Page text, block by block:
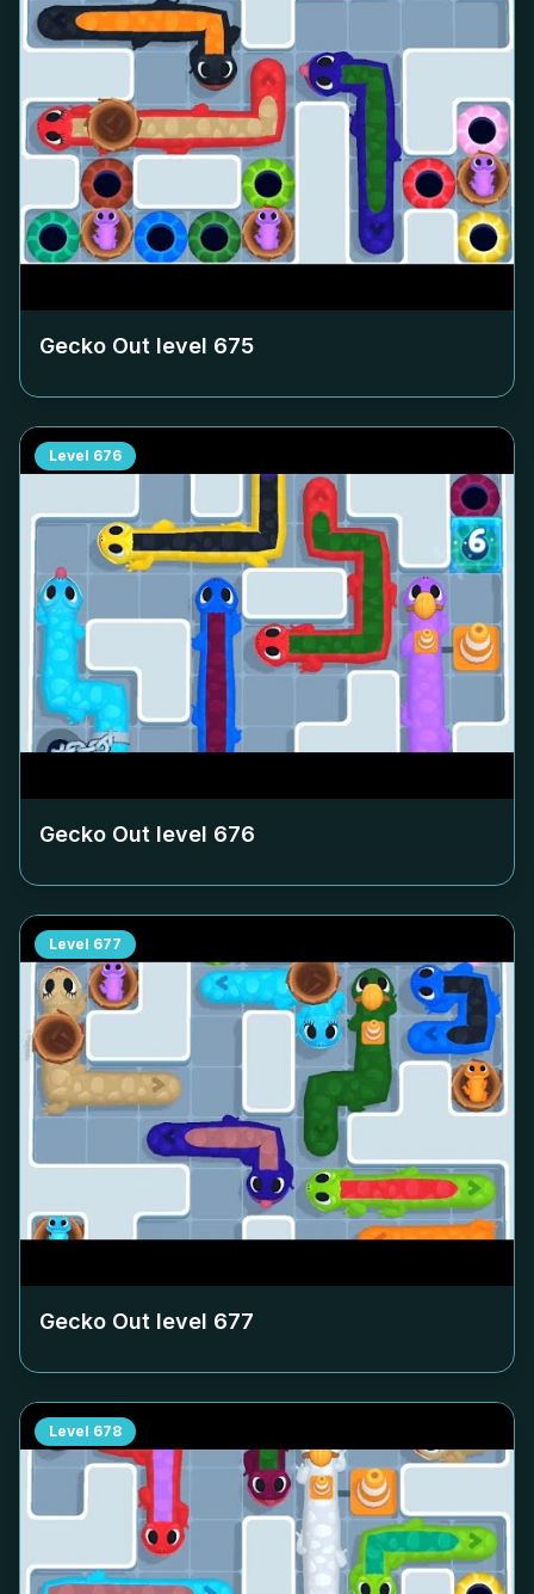
Gecko Out level 675
Level 676
Gecko Out level 676
Level 677
Gecko Out level 677
Level 678